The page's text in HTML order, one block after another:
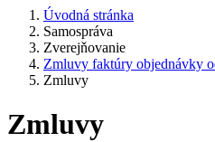
Úvodná stránka
Samospráva
Zverejňovanie
Zmluvy faktúry objednávky
Zmluvy
Zmluvy